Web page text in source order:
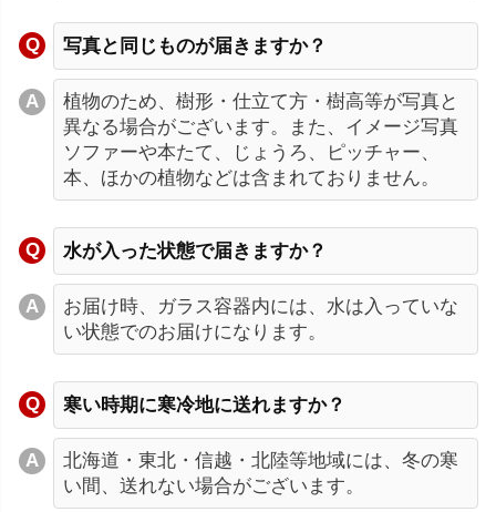
写真と同じものが届きますか？
植物のため、樹形・仕立て方・樹高等が写真と
異なる場合がございます。また、イメージ写真
ソファーや本たて、じょうろ、ピッチャー、
本、ほかの植物などは含まれておりません。
水が入った状態で届きますか？
お届け時、ガラス容器内には、水は入っていな
い状態でのお届けになります。
寒い時期に寒冷地に送れますか？
北海道・東北・信越・北陸等地域には、冬の寒
い間、送れない場合がございます。